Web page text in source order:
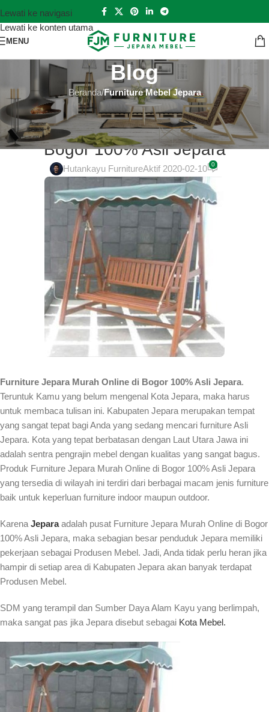
Lewati ke navigasi
Lewati ke konten utama
MENU
Blog
Beranda/Furniture Mebel Jepara
FURNITURE MEBEL JEPARA
Furniture Jepara Murah Online di
Bogor 100% Asli Jepara
Hutankayu FurnitureAktif 2020-02-10 0
Furniture Jepara Murah Online di Bogor 100% Asli Jepara.
Teruntuk Kamu yang belum mengenal Kota Jepara, maka harus
untuk membaca tulisan ini. Kabupaten Jepara merupakan tempat
yang sangat tepat bagi Anda yang sedang mencari furniture Asli
Jepara. Kota yang tepat berbatasan dengan Laut Utara Jawa ini
adalah sentra pengrajin mebel dengan kualitas yang sangat bagus.
Produk Furniture Jepara Murah Online di Bogor 100% Asli Jepara
yang tersedia di wilayah ini terdiri dari berbagai macam jenis furniture
baik untuk keperluan furniture indoor maupun outdoor.
Karena Jeparaadalah pusat Furniture Jepara Murah Online di Bogor
100% Asli Jepara, maka sebagian besar penduduk Jepara memiliki
pekerjaan sebagai Produsen Mebel. Jadi, Anda tidak perlu heran jika
hampir di setiap area di Kabupaten Jepara akan banyak terdapat
Produsen Mebel.
SDM yang terampil dan Sumber Daya Alam Kayu yang berlimpah,
maka sangat pas jika Jepara disebut sebagai Kota Mebel.